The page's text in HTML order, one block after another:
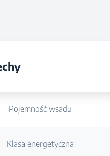
Pojemność wsadu
Klasa energetyczna